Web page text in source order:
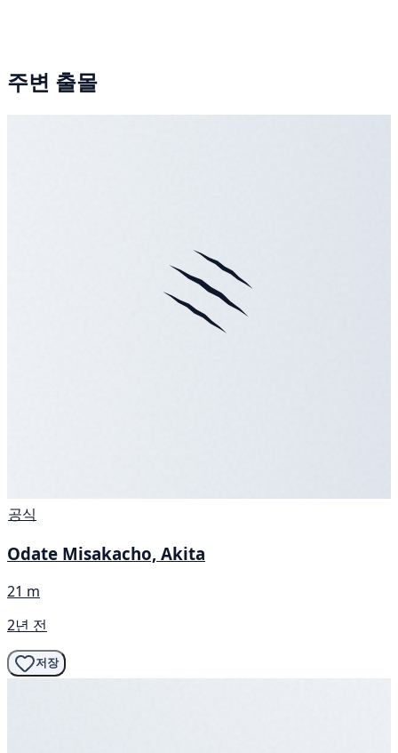
주변 출몰
공식
Odate Misakacho, Akita
21 m
2년 전
저장